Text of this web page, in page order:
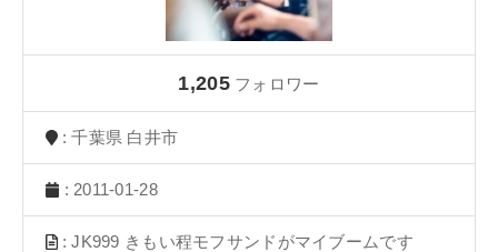
1,205 フォロワー
: 千葉県 白井市
: 2011-01-28
: JK999 きもい程モフサンドがマイブームです